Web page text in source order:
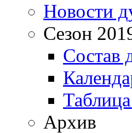
Новости
Сезон
Состав
Архив